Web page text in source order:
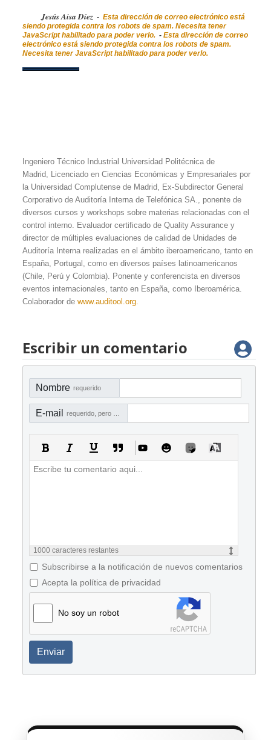
Jesús Aisa Díez - Esta dirección de correo electrónico está
siendo protegida contra los robots de spam. Necesita tener
JavaScript habilitado para poder verlo. - Esta dirección de correo
electrónico está siendo protegida contra los robots de spam.
Necesita tener JavaScript habilitado para poder verlo.
Ingeniero Técnico Industrial Universidad Politécnica de
Madrid, Licenciado en Ciencias Económicas y Empresariales por
la Universidad Complutense de Madrid, Ex-Subdirector General
Corporativo de Auditoría Interna de Telefónica SA., ponente de
diversos cursos y workshops sobre materias relacionadas con el
control interno. Evaluador certificado de Quality Assurance y
director de múltiples evaluaciones de calidad de Unidades de
Auditoría Interna realizadas en el ámbito iberoamericano, tanto en
España, Portugal, como en diversos países latinoamericanos
(Chile, Perú y Colombia). Ponente y conferencista en diversos
eventos internacionales, tanto en España, como Iberoamérica.
Colaborador de www.auditool.org.
Escribir un comentario
Nombre requerido
E-mail
1000 caracteres restantes
Subscribirse a la notificación de nuevos comentarios
Acepta la política de privacidad
No soy un robot
Enviar